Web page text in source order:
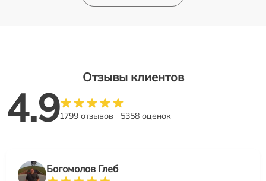
Отзывы клиентов
4.91799 отзывов 5358 оценок
Богомолов Глеб